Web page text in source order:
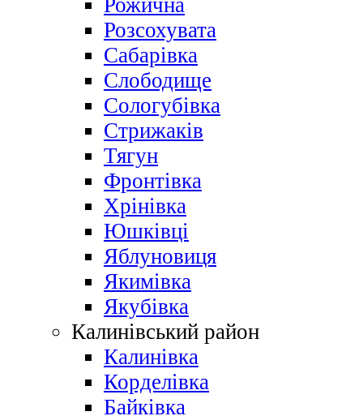
Рожична
Розсохувата
Сабарівка
Слободище
Сологубівка
Стрижаків
Тягун
Фронтівка
Хрінівка
Юшківці
Яблуновиця
Якимівка
Якубівка
Калинівський район
Калинівка
Корделівка
Байківка